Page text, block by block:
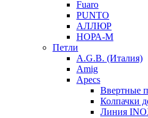
Fuaro
PUNTO
АЛЛЮР
НОРА-М
Петли
A.G.B. (Италия)
Amig
Apecs
Ввертные
Колпачки
Линия